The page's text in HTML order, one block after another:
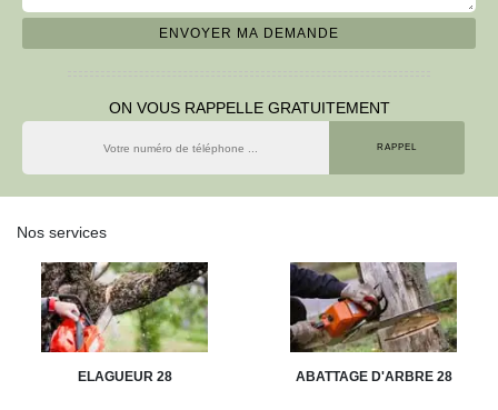
ON VOUS RAPPELLE GRATUITEMENT
Nos services
ELAGUEUR 28 ABATTAGE D'ARBRE 28